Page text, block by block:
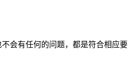
会有任何的问题，都是符合相应要